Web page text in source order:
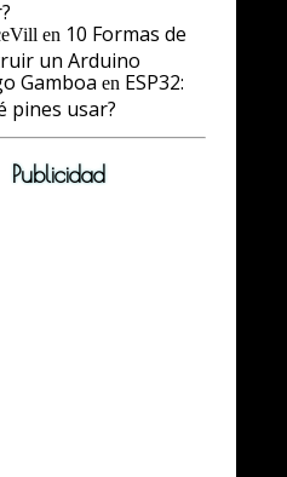
en 10 Formas de
un Arduino
Gamboa en ESP32:
pines usar?
Publicidad